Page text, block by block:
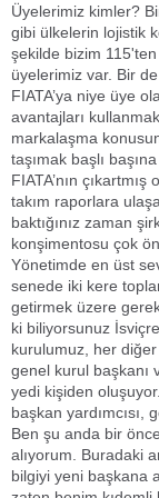
Üyelerimiz kimler?
gibi ülkelerin lojistik
şekilde bizim
üyelerimiz var. Bir
FIATA’ya niye üye
avantajları
markalaşma
taşımak başlı
FIATA’nın
takım raporlara
baktığınız zaman
konşimentosu çok
Yönetimde en üst
senede iki kere
getirmek üzere
ki biliyorsunuz
kurulumuz, her
genel kurul başkanı
yedi kişiden
başkan yardımcısı,
Ben şu anda bir
alıyorum. Buradaki
bilgiyi yeni başkana